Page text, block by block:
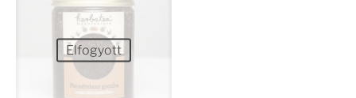
Elfogyott